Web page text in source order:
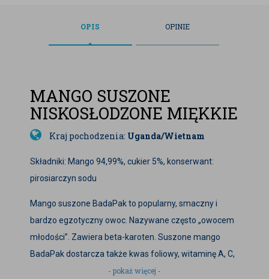
OPIS OPINIE
MANGO SUSZONE
NISKOSŁODZONE MIĘKKIE
Kraj pochodzenia: Uganda/Wietnam
Składniki: Mango 94,99%, cukier 5%, konserwant:
pirosiarczyn sodu
Mango suszone BadaPak to popularny, smaczny i
bardzo egzotyczny owoc. Nazywane często „owocem
młodości”. Zawiera beta-karoten. Suszone mango
BadaPak dostarcza także kwas foliowy, witaminę A, C,
E i PP. Nie brakuje w nim składników mineralnych takich
- pokaż więcej -